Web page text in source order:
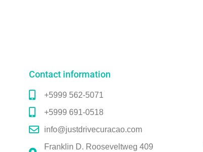
Contact information
+5999 562-5071
+5999 691-0518
info@justdrivecuracao.com
Franklin D. Rooseveltweg 409